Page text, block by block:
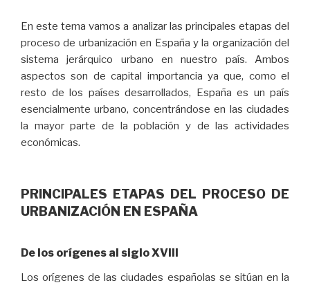
En este tema vamos a analizar las principales etapas del
proceso de urbanización en España y la organización del
sistema jerárquico urbano en nuestro país. Ambos
aspectos son de capital importancia ya que, como el
resto de los países desarrollados, España es un país
esencialmente urbano, concentrándose en las ciudades
la mayor parte de la población y de las actividades
económicas.
PRINCIPALES ETAPAS DEL PROCESO DE
URBANIZACIÓN EN ESPAÑA
De los orígenes al siglo XVIII
Los orígenes de las ciudades españolas se sitúan en la